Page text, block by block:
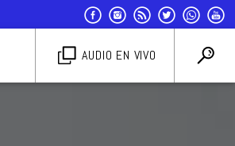
AUDIO EN VIVO